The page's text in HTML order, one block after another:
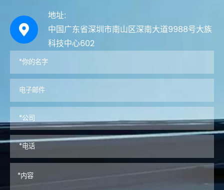

地址:
中国广东省深圳市南山区深南大道9988号大族
科技中心602